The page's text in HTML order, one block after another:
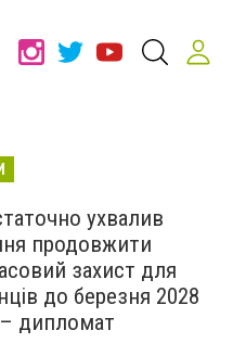
ухвалив
продовжити
захист для
до березня 2028
дипломат